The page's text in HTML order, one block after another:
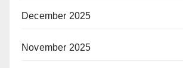
December 2025
November 2025